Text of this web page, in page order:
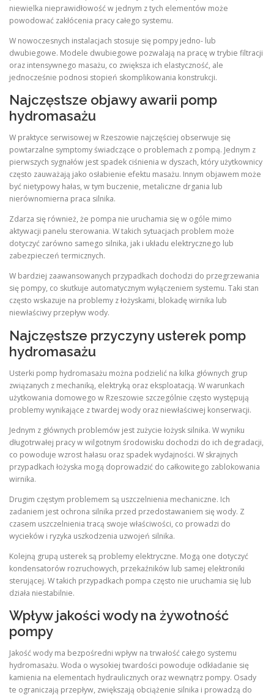
niewielka nieprawidłowość w jednym z tych elementów może
powodować zakłócenia pracy całego systemu.
W nowoczesnych instalacjach stosuje się pompy jedno- lub
dwubiegowe. Modele dwubiegowe pozwalają na pracę w trybie filtracji
oraz intensywnego masażu, co zwiększa ich elastyczność, ale
jednocześnie podnosi stopień skomplikowania konstrukcji.
Najczęstsze objawy awarii pomp
hydromasażu
W praktyce serwisowej w Rzeszowie najczęściej obserwuje się
powtarzalne symptomy świadczące o problemach z pompą. Jednym z
pierwszych sygnałów jest spadek ciśnienia w dyszach, który użytkownicy
często zauważają jako osłabienie efektu masażu. Innym objawem może
być nietypowy hałas, w tym buczenie, metaliczne drgania lub
nierównomierna praca silnika.
Zdarza się również, że pompa nie uruchamia się w ogóle mimo
aktywacji panelu sterowania. W takich sytuacjach problem może
dotyczyć zarówno samego silnika, jak i układu elektrycznego lub
zabezpieczeń termicznych.
W bardziej zaawansowanych przypadkach dochodzi do przegrzewania
się pompy, co skutkuje automatycznym wyłączeniem systemu. Taki stan
często wskazuje na problemy z łożyskami, blokadę wirnika lub
niewłaściwy przepływ wody.
Najczęstsze przyczyny usterek pomp
hydromasażu
Usterki pomp hydromasażu można podzielić na kilka głównych grup
związanych z mechaniką, elektryką oraz eksploatacją. W warunkach
użytkowania domowego w Rzeszowie szczególnie często występują
problemy wynikające z twardej wody oraz niewłaściwej konserwacji.
Jednym z głównych problemów jest zużycie łożysk silnika. W wyniku
długotrwałej pracy w wilgotnym środowisku dochodzi do ich degradacji,
co powoduje wzrost hałasu oraz spadek wydajności. W skrajnych
przypadkach łożyska mogą doprowadzić do całkowitego zablokowania
wirnika.
Drugim częstym problemem są uszczelnienia mechaniczne. Ich
zadaniem jest ochrona silnika przed przedostawaniem się wody. Z
czasem uszczelnienia tracą swoje właściwości, co prowadzi do
wycieków i ryzyka uszkodzenia uzwojeń silnika.
Kolejną grupą usterek są problemy elektryczne. Mogą one dotyczyć
kondensatorów rozruchowych, przekaźników lub samej elektroniki
sterującej. W takich przypadkach pompa często nie uruchamia się lub
działa niestabilnie.
Wpływ jakości wody na żywotność
pompy
Jakość wody ma bezpośredni wpływ na trwałość całego systemu
hydromasażu. Woda o wysokiej twardości powoduje odkładanie się
kamienia na elementach hydraulicznych oraz wewnątrz pompy. Osady
te ograniczają przepływ, zwiększają obciążenie silnika i prowadzą do